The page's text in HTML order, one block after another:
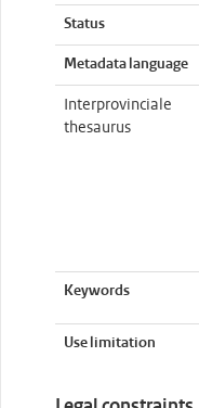
Status
Metadata language
Interprovinciale
thesaurus
Keywords
Use limitation